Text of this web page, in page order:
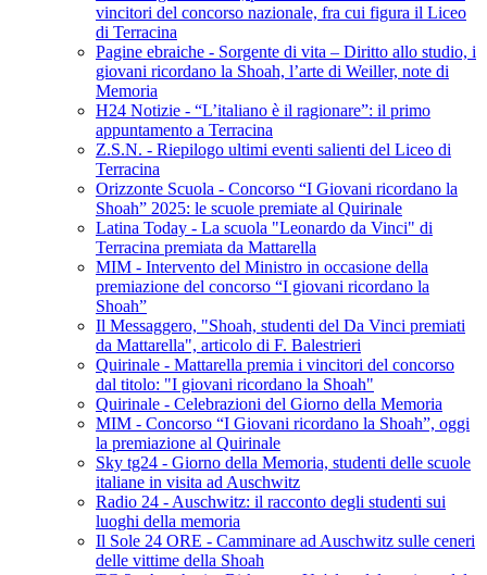
vincitori del concorso nazionale, fra cui figura il Liceo
di Terracina
Pagine ebraiche - Sorgente di vita – Diritto allo studio, i
giovani ricordano la Shoah, l’arte di Weiller, note di
Memoria
H24 Notizie - “L’italiano è il ragionare”: il primo
appuntamento a Terracina
Z.S.N. - Riepilogo ultimi eventi salienti del Liceo di
Terracina
Orizzonte Scuola - Concorso “I Giovani ricordano la
Shoah” 2025: le scuole premiate al Quirinale
Latina Today - La scuola "Leonardo da Vinci" di
Terracina premiata da Mattarella
MIM - Intervento del Ministro in occasione della
premiazione del concorso “I giovani ricordano la
Shoah”
Il Messaggero, "Shoah, studenti del Da Vinci premiati
da Mattarella", articolo di F. Balestrieri
Quirinale - Mattarella premia i vincitori del concorso
dal titolo: "I giovani ricordano la Shoah"
Quirinale - Celebrazioni del Giorno della Memoria
MIM - Concorso “I Giovani ricordano la Shoah”, oggi
la premiazione al Quirinale
Sky tg24 - Giorno della Memoria, studenti delle scuole
italiane in visita ad Auschwitz
Radio 24 - Auschwitz: il racconto degli studenti sui
luoghi della memoria
Il Sole 24 ORE - Camminare ad Auschwitz sulle ceneri
delle vittime della Shoah